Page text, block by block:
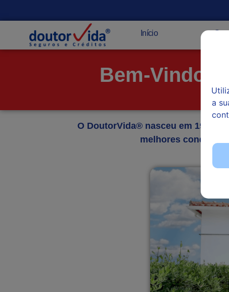
a
Início Quem somos
Bem-Vindo
O DoutorVida® nasceu em 1979
melhores